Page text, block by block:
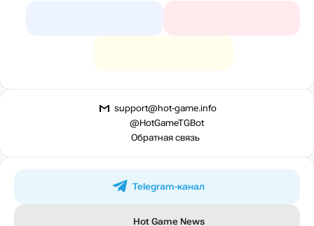
support@hot-game.info
@HotGameTGBot
Обратная связь
Telegram-канал
Hot Game News